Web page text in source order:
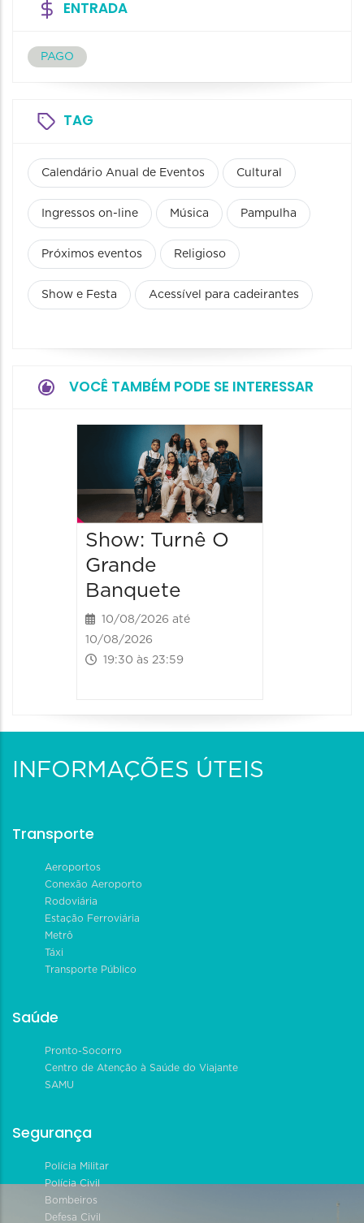
ENTRADA
PAGO
TAG
Calendário Anual de Eventos Cultural
Ingressos on-line Música Pampulha
Próximos eventos Religioso
Show e Festa Acessível para cadeirantes
VOCÊ TAMBÉM PODE SE INTERESSAR
Show: Turnê O
Grande
Banquete
10/08/2026 até
10/08/2026
19:30 às 23:59
INFORMAÇÕES ÚTEIS
Transporte
Aeroportos
Conexão Aeroporto
Rodoviária
Estação Ferroviária
Metrô
Táxi
Transporte Público
Saúde
Pronto-Socorro
Centro de Atenção à Saúde do Viajante
SAMU
Segurança
Polícia Militar
Polícia Civil
Bombeiros
Defesa Civil